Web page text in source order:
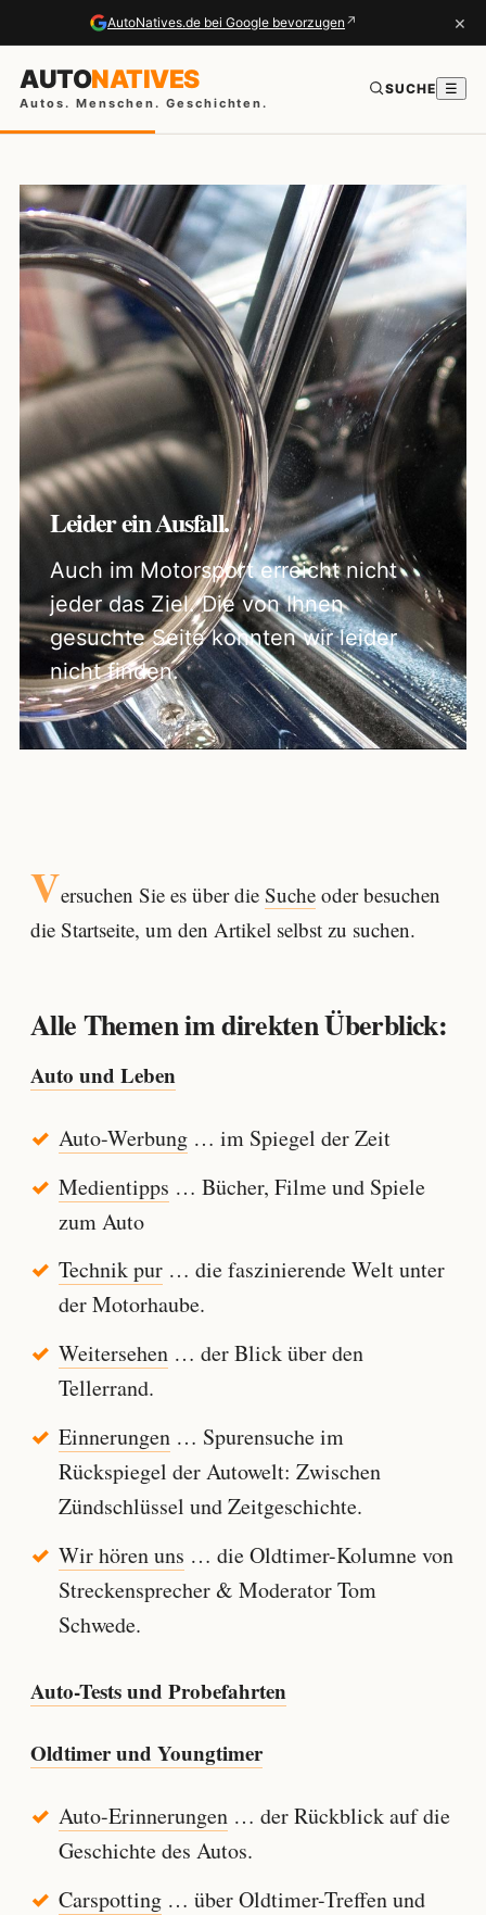
AutoNatives.de bei Google bevorzugen ↗ ×
AUTONATIVES
Autos. Menschen. Geschichten.
SUCHE ☰
Leider ein Ausfall.
Auch im Motorsport erreicht nicht
jeder das Ziel. Die von Ihnen
gesuchte Seite konnten wir leider
nicht finden.
Versuchen Sie es über die Sucheoder besuchen
die Startseite, um den Artikel selbst zu suchen.
Alle Themen im direkten Überblick:
Auto und Leben
Auto-Werbung… im Spiegel der Zeit
Medientipps … Bücher, Filme und Spiele
zum Auto
Technik pur… die faszinierende Welt unter
der Motorhaube.
Weitersehen… der Blick über den
Tellerrand.
Einnerungen… Spurensuche im
Rückspiegel der Autowelt: Zwischen
Zündschlüssel und Zeitgeschichte.
Wir hören uns … die Oldtimer-Kolumne von
Streckensprecher & Moderator Tom
Schwede.
Auto-Tests und Probefahrten
Oldtimer und Youngtimer
Auto-Erinnerungen… der Rückblick auf die
Geschichte des Autos.
Carspotting… über Oldtimer-Treffen und